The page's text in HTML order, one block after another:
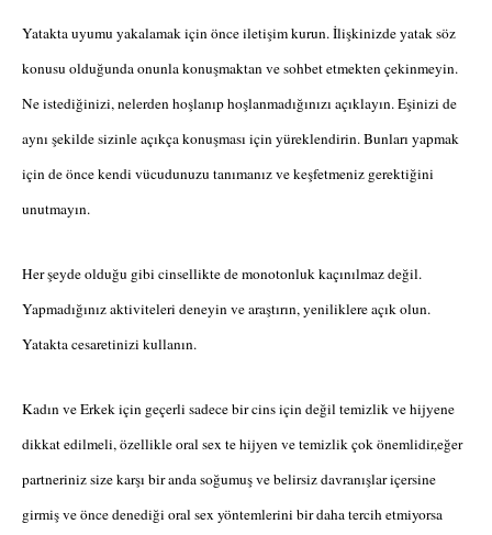
Yatakta uyumu yakalamak için önce iletişim kurun. İlişkinizde yatak söz
konusu olduğunda onunla konuşmaktan ve sohbet etmekten çekinmeyin.
Ne istediğinizi, nelerden hoşlanıp hoşlanmadığınızı açıklayın. Eşinizi de
aynı şekilde sizinle açıkça konuşması için yüreklendirin. Bunları yapmak
için de önce kendi vücudunuzu tanımanız ve keşfetmeniz gerektiğini
unutmayın.
Her şeyde olduğu gibi cinsellikte de monotonluk kaçınılmaz değil.
Yapmadığınız aktiviteleri deneyin ve araştırın, yeniliklere açık olun.
Yatakta cesaretinizi kullanın.
Kadın ve Erkek için geçerli sadece bir cins için değil temizlik ve hijyene
dikkat edilmeli, özellikle oral sex te hijyen ve temizlik çok önemlidir,eğer
partneriniz size karşı bir anda soğumuş ve belirsiz davranışlar içersine
girmiş ve önce denediği oral sex yöntemlerini bir daha tercih etmiyorsa